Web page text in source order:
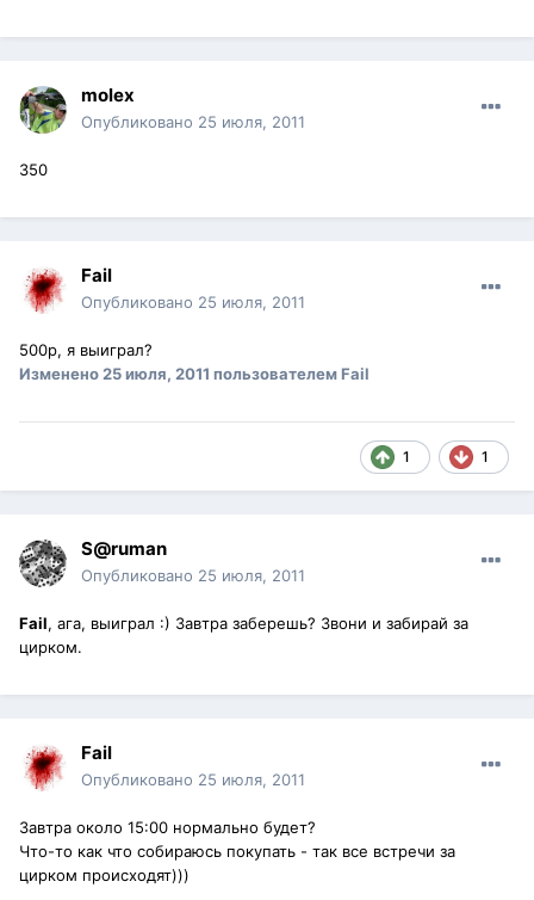
molex
Опубликовано 25 июля, 2011
350
Fail
Опубликовано 25 июля, 2011
500р, я выиграл?
Изменено25 июля, 2011 пользователем Fail
1 1
S@ruman
Опубликовано 25 июля, 2011
Fail, ага, выиграл :) Завтра заберешь? Звони и забирай за
цирком.
Fail
Опубликовано 25 июля, 2011
Завтра около 15:00 нормально будет?
Что-то как что собираюсь покупать - так все встречи за
цирком происходят)))